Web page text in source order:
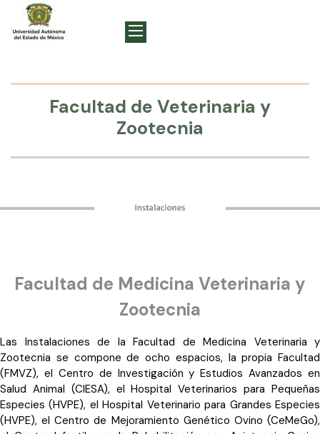
Facultad de Veterinaria y
Zootecnia
Facultad de Medicina Veterinaria y
Zootecnia
Las Instalaciones de la Facultad de Medicina Veterinaria y
Zootecnia se compone de ocho espacios, la propia Facultad
(FMVZ), el Centro de Investigación y Estudios Avanzados en
Salud Animal (CIESA), el Hospital Veterinarios para Pequeñas
Especies (HVPE), el Hospital Veterinario para Grandes Especies
(HVPE), el Centro de Mejoramiento Genético Ovino (CeMeGo),